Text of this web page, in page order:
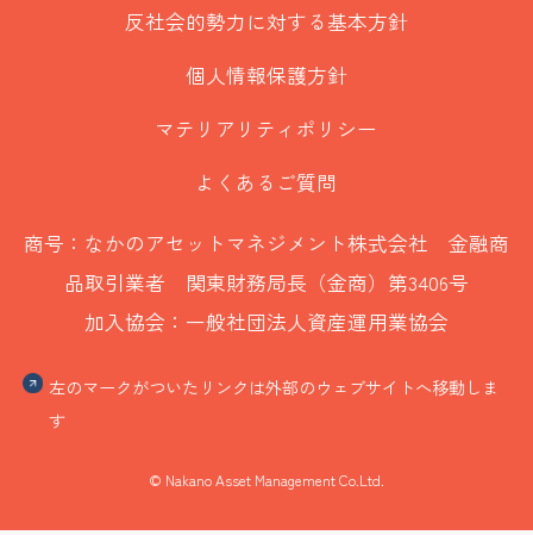
反社会的勢力に対する基本方針
個人情報保護方針
マテリアリティポリシー
よくあるご質問
商号：なかのアセットマネジメント株式会社 金融商
品取引業者 関東財務局長（金商）第3406号
加入協会：一般社団法人資産運用業協会
左のマークがついたリンクは外部のウェブサイトへ移動しま
す
© Nakano Asset Management Co.Ltd.